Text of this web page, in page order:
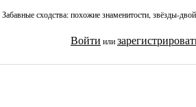
Забавные сходства: похожие знаменитости, звёзды-
Войти или